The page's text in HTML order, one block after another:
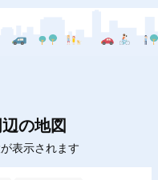
の地図
表示されます